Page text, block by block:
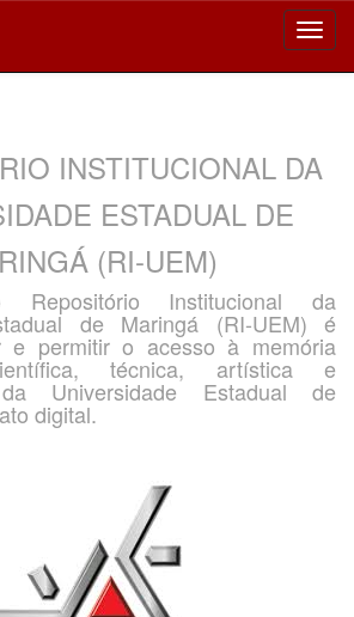
INSTITUCIONAL DA
ESTADUAL DE
(RI-UEM)
Institucional da
de Maringá (RI-UEM) é
e permitir o acesso à memória
técnica, artística e
da Universidade Estadual de
digital.